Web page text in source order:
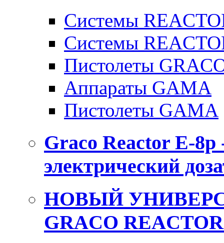
Системы
Системы
Пистолеты
Аппараты GAMA
Пистолеты GAMA
Graco Reactor E-
электрический
НОВЫЙ
GRACO